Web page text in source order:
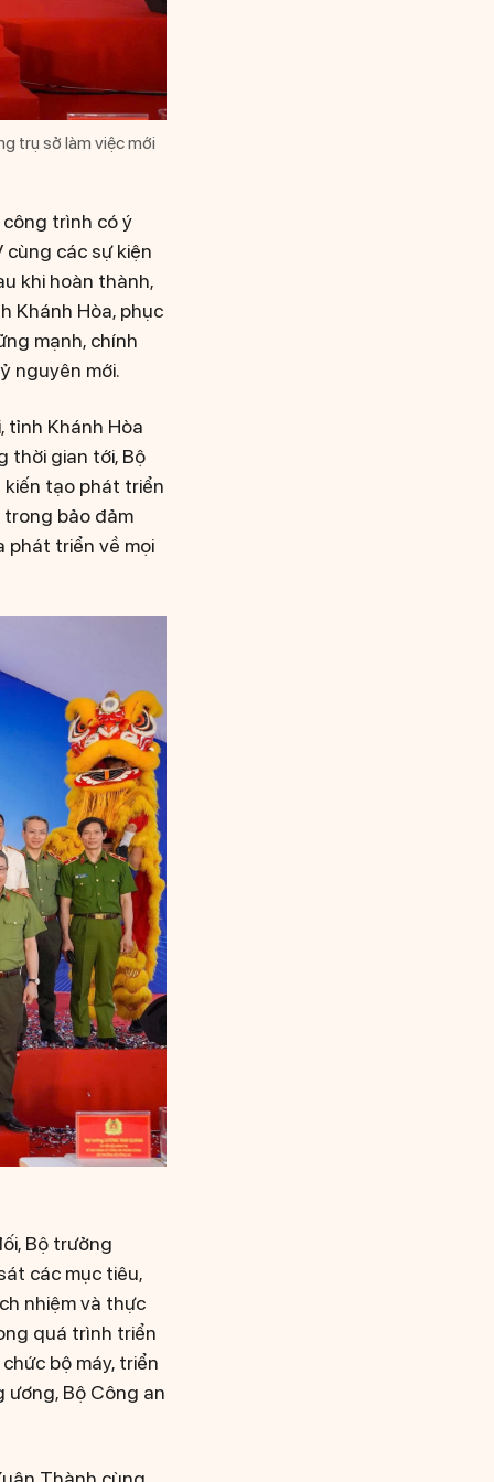
trụ sở làm việc mới
công trình có ý
các sự kiện
khi hoàn thành,
Khánh Hòa, phục
mạnh, chính
nguyên mới.
tỉnh Khánh Hòa
thời gian tới, Bộ
kiến tạo phát triển
bảo đảm
phát triển về mọi
Bộ trưởng
các mục tiêu,
nhiệm và thực
quá trình triển
bộ máy, triển
ương, Bộ Công an